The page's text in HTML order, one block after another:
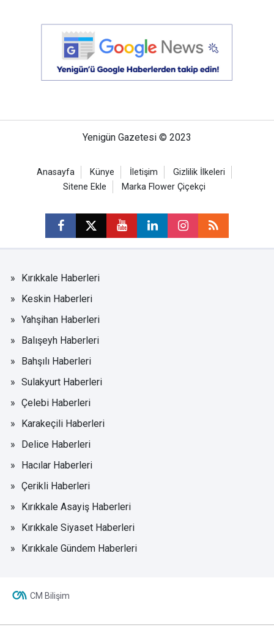
Yenigün Gazetesi © 2023
Anasayfa Künye İletişim
Gizlilik İlkeleri
Sitene Ekle
Marka Flower Çiçekçi
Kırıkkale Haberleri
Keskin Haberleri
Yahşihan Haberleri
Balışeyh Haberleri
Bahşılı Haberleri
Sulakyurt Haberleri
Çelebi Haberleri
Karakeçili Haberleri
Delice Haberleri
Hacılar Haberleri
Çerikli Haberleri
Kırıkkale Asayiş Haberleri
Kırıkkale Siyaset Haberleri
Kırıkkale Gündem Haberleri
CM Bilişim